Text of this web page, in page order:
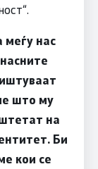
меѓу нас
што му
на
Би
кои се